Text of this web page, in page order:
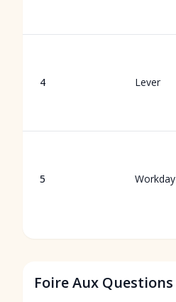
4 Lever
5 Workday
Foire Aux Questions